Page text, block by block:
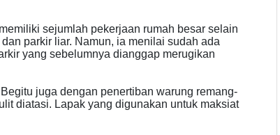
sejumlah pekerjaan rumah besar selain
parkir liar. Namun, ia menilai sudah ada
yang sebelumnya dianggap merugikan
juga dengan penertiban warung remang-
diatasi. Lapak yang digunakan untuk maksiat